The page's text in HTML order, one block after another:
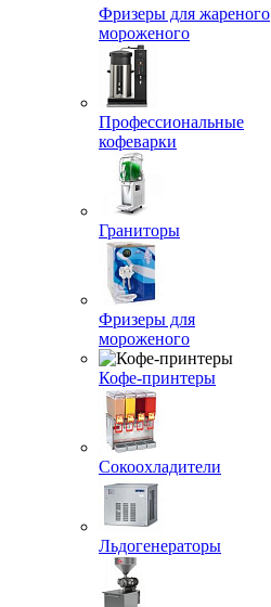
Фризеры для жареного
мороженого
Профессиональные
кофеварки
Граниторы
Фризеры для
мороженого
Кофе-принтеры
Сокоохладители
Льдогенераторы